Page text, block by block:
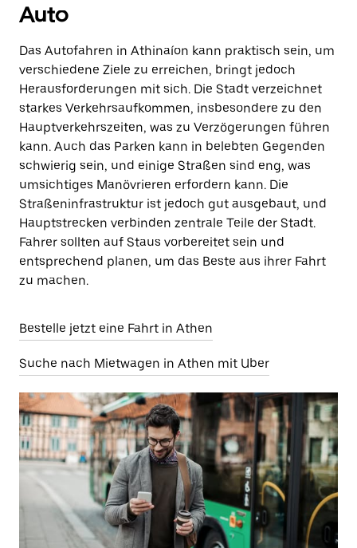
Auto
Das Autofahren in Athinaíon kann praktisch sein, um
verschiedene Ziele zu erreichen, bringt jedoch
Herausforderungen mit sich. Die Stadt verzeichnet
starkes Verkehrsaufkommen, insbesondere zu den
Hauptverkehrszeiten, was zu Verzögerungen führen
kann. Auch das Parken kann in belebten Gegenden
schwierig sein, und einige Straßen sind eng, was
umsichtiges Manövrieren erfordern kann. Die
Straßeninfrastruktur ist jedoch gut ausgebaut, und
Hauptstrecken verbinden zentrale Teile der Stadt.
Fahrer sollten auf Staus vorbereitet sein und
entsprechend planen, um das Beste aus ihrer Fahrt
zu machen.
Bestelle jetzt eine Fahrt in Athen
Suche nach Mietwagen in Athen mit Uber